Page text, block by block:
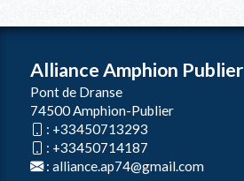
Alliance Amphion Publier
Pont de Dranse
74500 Amphion-Publier
: +33450713293
: +33450714187
: alliance.ap74@gmail.com